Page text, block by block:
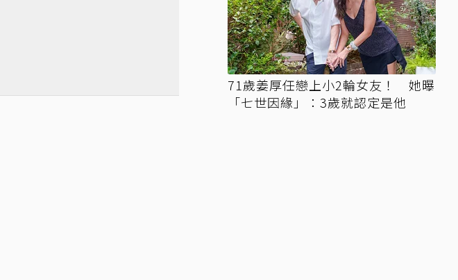
71歲姜厚任戀上小2輪女友！ 她曝
「七世因緣」：3歲就認定是他